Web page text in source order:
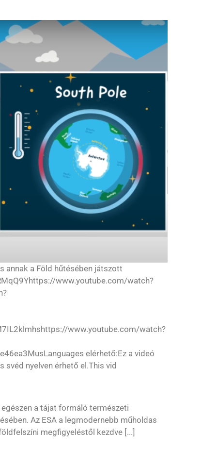
annak a Föld hűtésében játszott
www.youtube.com/watch?
www.youtube.com/watch?
elérhető:Ez a videó
svéd nyelven érhető el.This vid
a tájat formáló természeti
Az ESA a legmodernebb műholdas
megfigyeléstől kezdve [...]